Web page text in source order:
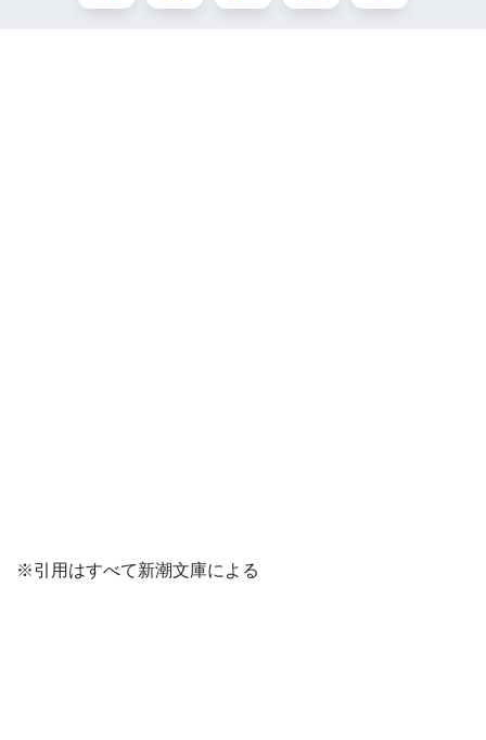
※引用はすべて新潮文庫による